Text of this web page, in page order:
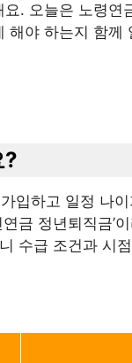
. 오늘은 노령연
해야 하는지 함께
?
입하고 일정 나
금 정년퇴직금’
수급 조건과 시